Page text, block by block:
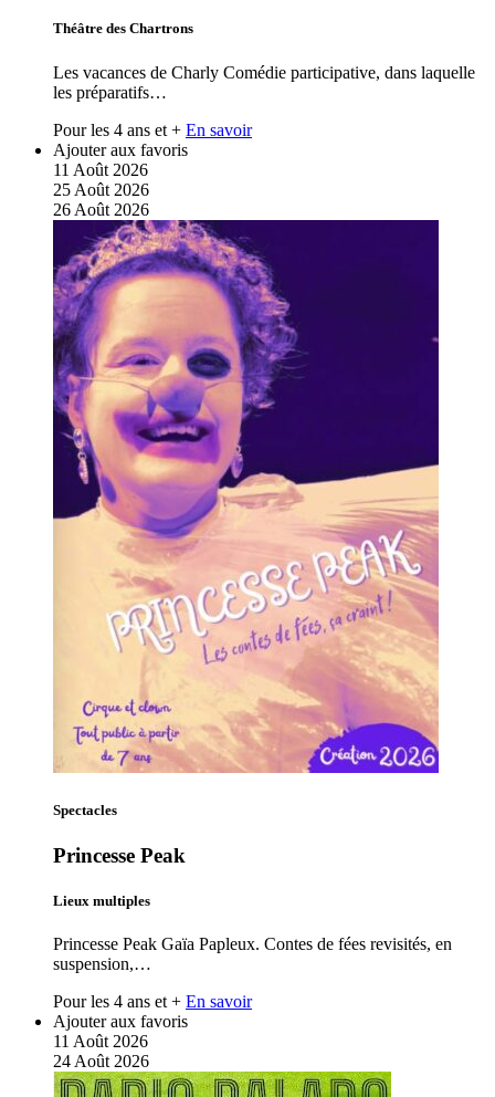
Théâtre des Chartrons
Les vacances de Charly Comédie participative, dans laquelle
les préparatifs…
Pour les 4 ans et + En savoir
Ajouter aux favoris
11 Août 2026
25 Août 2026
26 Août 2026
Spectacles
Princesse Peak
Lieux multiples
Princesse Peak Gaïa Papleux. Contes de fées revisités, en
suspension,…
Pour les 4 ans et + En savoir
Ajouter aux favoris
11 Août 2026
24 Août 2026